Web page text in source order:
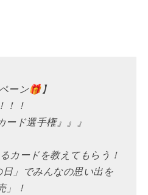
ーン🎁】
！！
ド選手権』』』
ードを教えてもらう！
」でみんなの思い出を
」！